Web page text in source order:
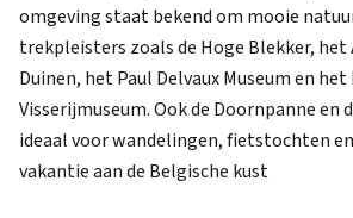
omgeving staat bekend om mooie
trekpleisters zoals de Hoge Blekker, het
Duinen, het Paul Delvaux Museum en het
Visserijmuseum. Ook de Doornpanne en
ideaal voor wandelingen, fietstochten
vakantie aan de Belgische kust